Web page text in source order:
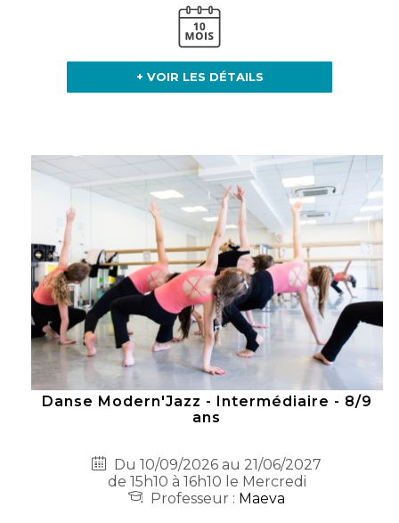
+ VOIR LES DÉTAILS
Danse Modern'Jazz - Intermédiaire - 8/9
ans
Du 10/09/2026 au 21/06/2027
de 15h10 à 16h10 le Mercredi
Professeur : Maeva